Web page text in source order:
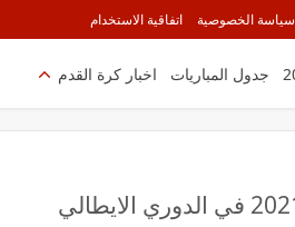
سياسة الخصوصية اتفاقية الاستخدام
جدول المباريات اخبار كرة القدم